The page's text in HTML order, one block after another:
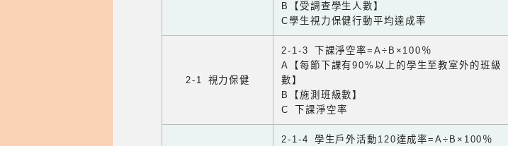
B【受調查學生人數】
C學生視力保健行動平均達成率
2-1 視力保健
2-1-3 下課淨空率=A÷B×100％
A【每節下課有90%以上的學生至教室外的班級
數】
B【施測班級數】
C 下課淨空率
2-1-4 學生戶外活動120達成率=A÷B×100％